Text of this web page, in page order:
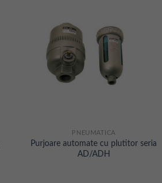
PNEUMATICA
Purjoare automate cu plutitor seria
AD/ADH